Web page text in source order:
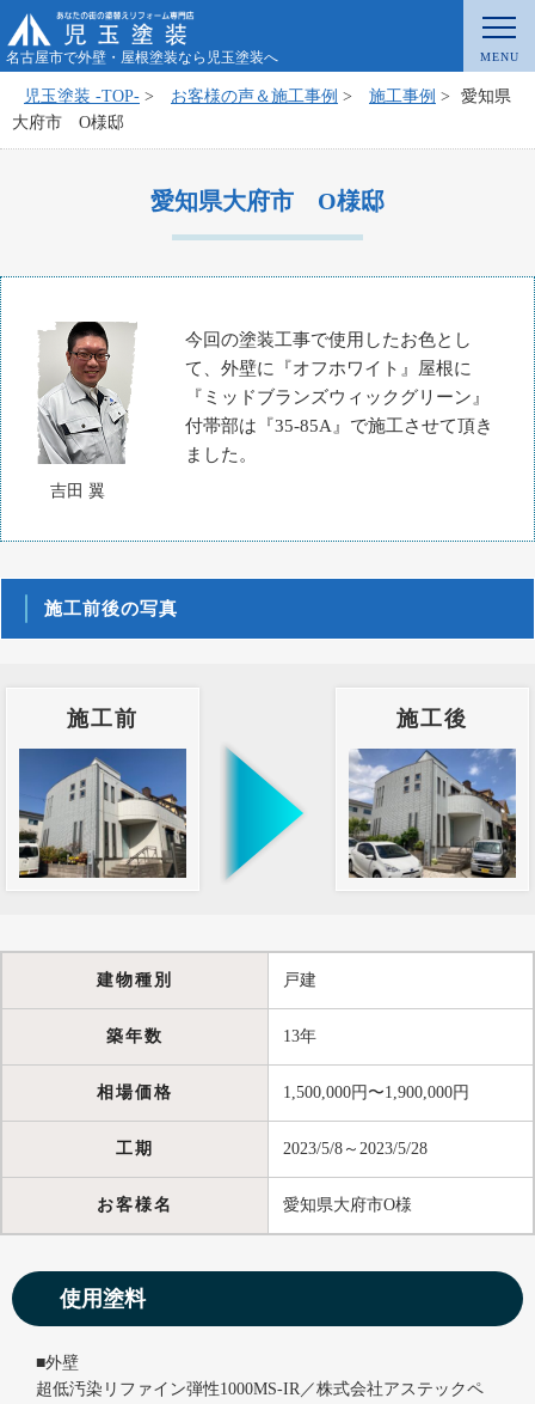
名古屋市で外壁・屋根塗装なら児玉塗装へ
児玉塗装 -TOP- > お客様の声＆施工事例 > 施工事例 >
愛知県
大府市 O様邸
愛知県大府市 O様邸
吉田 翼
今回の塗装工事で使用したお色とし
て、外壁に『オフホワイト』屋根に
『ミッドブランズウィックグリーン』
付帯部は『35-85A』で施工させて頂き
ました。
施工前後の写真
施工前 施工後
建物種別 戸建
築年数 13年
相場価格 1,500,000円〜1,900,000円
工期 2023/5/8～2023/5/28
お客様名 愛知県大府市O様
使用塗料
■外壁
超低汚染リファイン弾性1000MS-IR／株式会社アステックペ